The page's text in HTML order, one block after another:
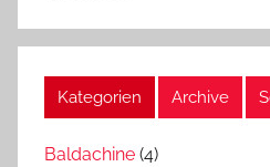
Kategorien Archive
Baldachine (4)